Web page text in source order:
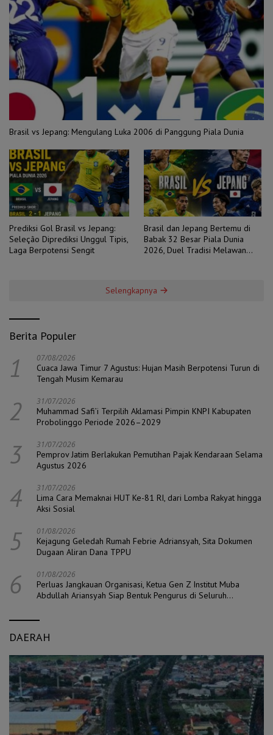
Brasil vs Jepang: Mengulang Luka 2006 di Panggung Piala Dunia
Prediksi Gol Brasil vs Jepang:
Seleção Diprediksi Unggul Tipis,
Laga Berpotensi Sengit
Brasil dan Jepang Bertemu di
Babak 32 Besar Piala Dunia
2026, Duel Tradisi Melawan
Selengkapnya
Berita Populer
1 07/08/2026
Cuaca Jawa Timur 7 Agustus: Hujan Masih Berpotensi Turun di
Tengah Musim Kemarau
2 31/07/2026
Muhammad Safi’i Terpilih Aklamasi Pimpin KNPI Kabupaten
Probolinggo Periode 2026–2029
3 31/07/2026
Pemprov Jatim Berlakukan Pemutihan Pajak Kendaraan Selama
Agustus 2026
4 31/07/2026
Lima Cara Memaknai HUT Ke-81 RI, dari Lomba Rakyat hingga
Aksi Sosial
5 01/08/2026
Kejagung Geledah Rumah Febrie Adriansyah, Sita Dokumen
Dugaan Aliran Dana TPPU
6 01/08/2026
Perluas Jangkauan Organisasi, Ketua Gen Z Institut Muba
Abdullah Ariansyah Siap Bentuk Pengurus di Seluruh
DAERAH